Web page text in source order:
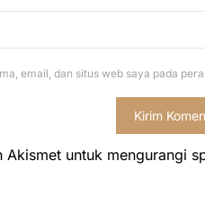
email, dan situs web saya pada
Akismet untuk mengurangi